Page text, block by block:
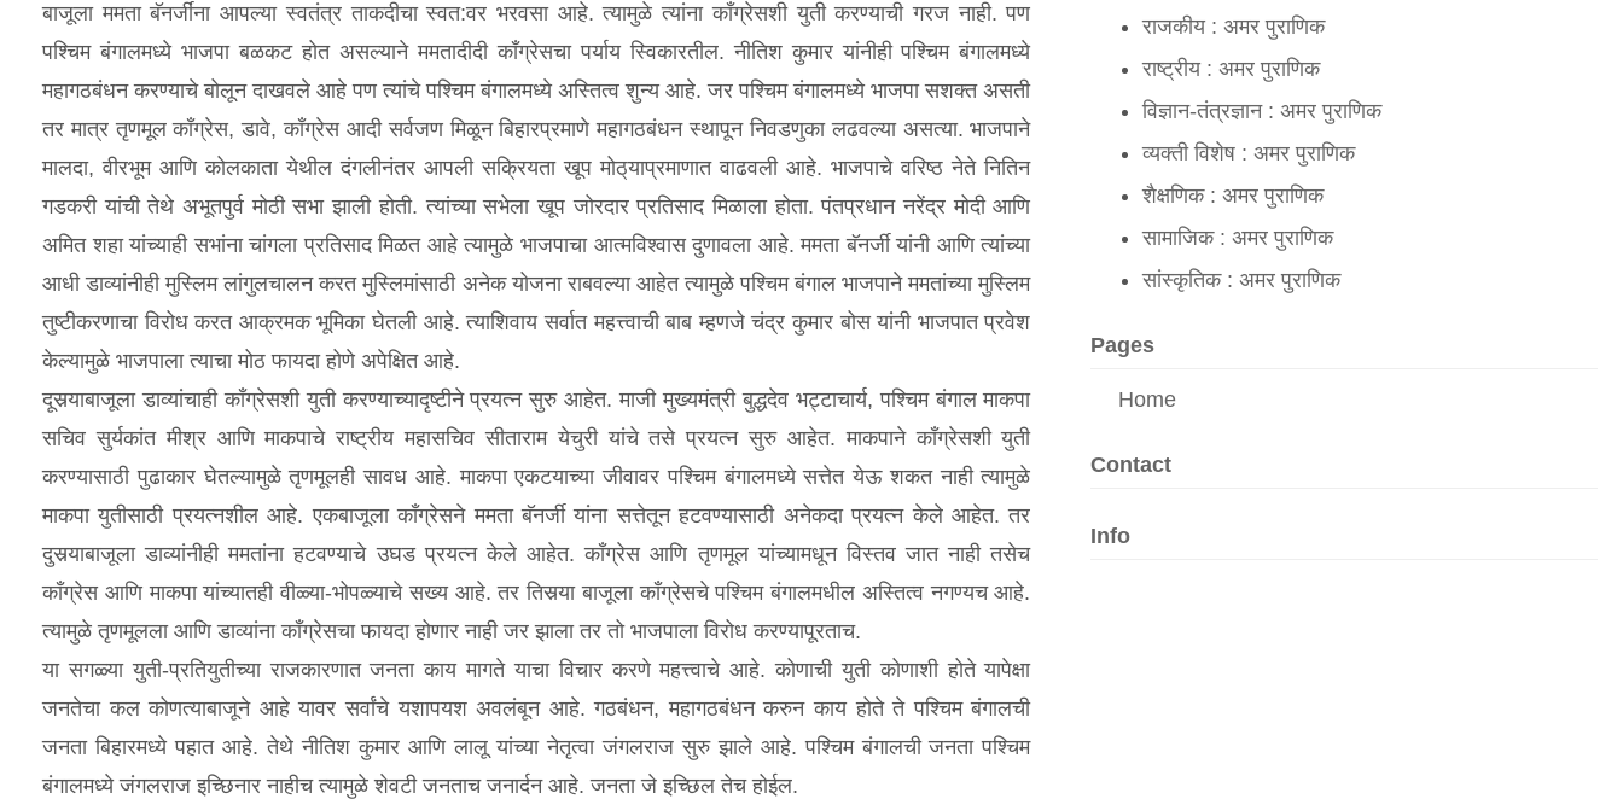
बाजूला ममता बॅनर्जींना आपल्या स्वतंत्र ताकदीचा स्वत:वर भरवसा आहे. त्यामुळे त्यांना कॉंग्रेसशी युती करण्याची गरज नाही. पण
पश्‍चिम बंगालमध्ये भाजपा बळकट होत असल्याने ममतादीदी कॉंग्रेसचा पर्याय स्विकारतील. नीतिश कुमार यांनीही पश्‍चिम बंगालमध्ये
महागठबंधन करण्याचे बोलून दाखवले आहे पण त्यांचे पश्‍चिम बंगालमध्ये अस्तित्व शुन्य आहे. जर पश्‍चिम बंगालमध्ये भाजपा सशक्त असती
तर मात्र तृणमूल कॉंग्रेस, डावे, कॉंग्रेस आदी सर्वजण मिळून बिहारप्रमाणे महागठबंधन स्थापून निवडणुका लढवल्या असत्या. भाजपाने
मालदा, वीरभूम आणि कोलकाता येथील दंगलीनंतर आपली सक्रियता खूप मोठ्‌याप्रमाणात वाढवली आहे. भाजपाचे वरिष्ठ नेते नितिन
गडकरी यांची तेथे अभूतपुर्व मोठी सभा झाली होती. त्यांच्या सभेला खूप जोरदार प्रतिसाद मिळाला होता. पंतप्रधान नरेंद्र मोदी आणि
अमित शहा यांच्याही सभांना चांगला प्रतिसाद मिळत आहे त्यामुळे भाजपाचा आत्मविश्‍वास दुणावला आहे. ममता बॅनर्जी यांनी आणि त्यांच्या
आधी डाव्यांनीही मुस्लिम लांगुलचालन करत मुस्लिमांसाठी अनेक योजना राबवल्या आहेत त्यामुळे पश्‍चिम बंगाल भाजपाने ममतांच्या मुस्लिम
तुष्टीकरणाचा विरोध करत आक्रमक भूमिका घेतली आहे. त्याशिवाय सर्वात महत्त्वाची बाब म्हणजे चंद्र कुमार बोस यांनी भाजपात प्रवेश
केल्यामुळे भाजपाला त्याचा मोठ फायदा होणे अपेक्षित आहे.
दूसर्‍याबाजूला डाव्यांचाही कॉंग्रेसशी युती करण्याच्यादृष्टीने प्रयत्न सुरु आहेत. माजी मुख्यमंत्री बुद्धदेव भट्टाचार्य, पश्‍चिम बंगाल माकपा
सचिव सुर्यकांत मीश्र आणि माकपाचे राष्ट्रीय महासचिव सीताराम येचुरी यांचे तसे प्रयत्न सुरु आहेत. माकपाने कॉंग्रेसशी युती
करण्यासाठी पुढाकार घेतल्यामुळे तृणमूलही सावध आहे. माकपा एकटयाच्या जीवावर पश्‍चिम बंगालमध्ये सत्तेत येऊ शकत नाही त्यामुळे
माकपा युतीसाठी प्रयत्नशील आहे. एकबाजूला कॉंग्रेसने ममता बॅनर्जी यांना सत्तेतून हटवण्यासाठी अनेकदा प्रयत्न केले आहेत. तर
दुसर्‍याबाजूला डाव्यांनीही ममतांना हटवण्याचे उघड प्रयत्न केले आहेत. कॉंग्रेस आणि तृणमूल यांच्यामधून विस्तव जात नाही तसेच
कॉंग्रेस आणि माकपा यांच्यातही वीळ्या-भोपळ्याचे सख्य आहे. तर तिसर्‍या बाजूला कॉंग्रेसचे पश्‍चिम बंगालमधील अस्तित्व नगण्यच आहे.
त्यामुळे तृणमूलला आणि डाव्यांना कॉंग्रेसचा फायदा होणार नाही जर झाला तर तो भाजपाला विरोध करण्यापूरताच.
या सगळ्या युती-प्रतियुतीच्या राजकारणात जनता काय मागते याचा विचार करणे महत्त्वाचे आहे. कोणाची युती कोणाशी होते यापेक्षा
जनतेचा कल कोणत्याबाजूने आहे यावर सर्वांचे यशापयश अवलंबून आहे. गठबंधन, महागठबंधन करुन काय होते ते पश्‍चिम बंगालची
जनता बिहारमध्ये पहात आहे. तेथे नीतिश कुमार आणि लालू यांच्या नेतृत्वा जंगलराज सुरु झाले आहे. पश्‍चिम बंगालची जनता पश्‍चिम
बंगालमध्ये जंगलराज इच्छिनार नाहीच त्यामुळे शेवटी जनताच जनार्दन आहे. जनता जे इच्छिल तेच होईल.
राजकीय : अमर पुराणिक
राष्ट्रीय : अमर पुराणिक
विज्ञान-तंत्रज्ञान : अमर पुराणिक
व्यक्ती विशेष : अमर पुराणिक
शैक्षणिक : अमर पुराणिक
सामाजिक : अमर पुराणिक
सांस्कृतिक : अमर पुराणिक
Pages
Home
Contact
Info